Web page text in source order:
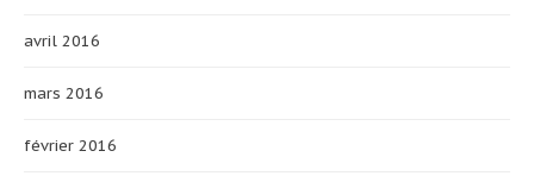
avril 2016
mars 2016
février 2016